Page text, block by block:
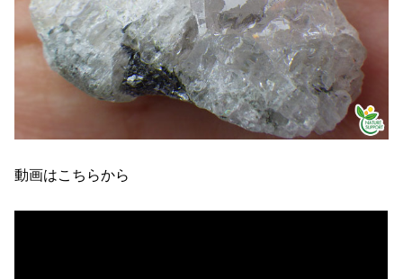
動画はこちらから